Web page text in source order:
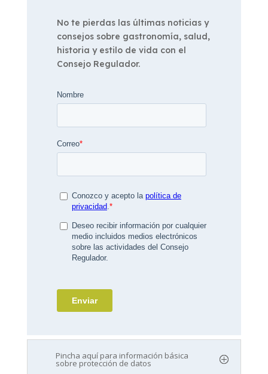
No te pierdas las últimas noticias y
consejos sobre gastronomía, salud,
historia y estilo de vida con el
Consejo Regulador.
Pincha aquí para información básica
sobre protección de datos